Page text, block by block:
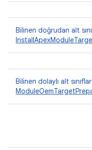
Bilinen doğrudan alt
Bilinen dolaylı alt sınıflar